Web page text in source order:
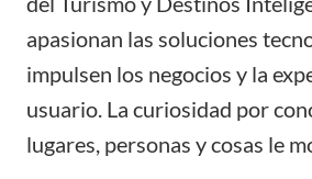
apasionan las soluciones
impulsen los negocios y la
usuario. La curiosidad por
lugares, personas y cosas le